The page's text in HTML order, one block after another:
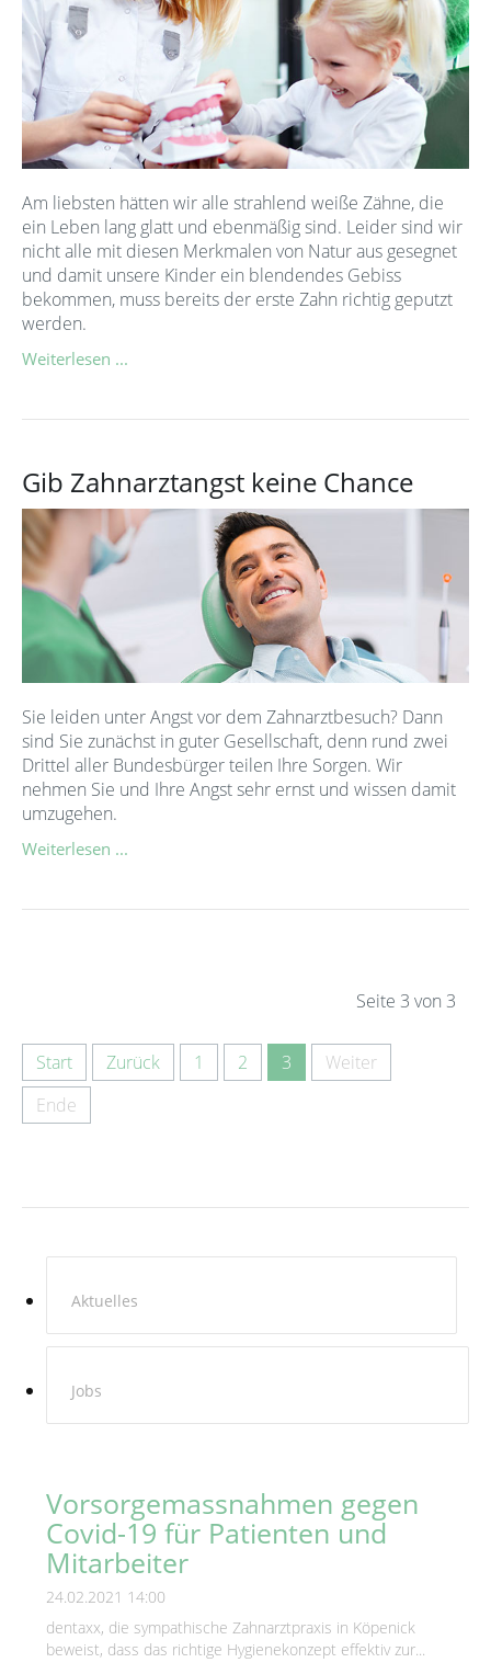
Am liebsten hätten wir alle strahlend weiße Zähne, die
ein Leben lang glatt und ebenmäßig sind. Leider sind wir
nicht alle mit diesen Merkmalen von Natur aus gesegnet
und damit unsere Kinder ein blendendes Gebiss
bekommen, muss bereits der erste Zahn richtig geputzt
werden.
Weiterlesen ...
Gib Zahnarztangst keine Chance
Sie leiden unter Angst vor dem Zahnarztbesuch? Dann
sind Sie zunächst in guter Gesellschaft, denn rund zwei
Drittel aller Bundesbürger teilen Ihre Sorgen. Wir
nehmen Sie und Ihre Angst sehr ernst und wissen damit
umzugehen.
Weiterlesen ...
Seite 3 von 3
Start Zurück 1 2 3
Weiter
Ende
Aktuelles
Jobs
Vorsorgemassnahmen gegen
Covid-19 für Patienten und
Mitarbeiter
24.02.2021 14:00
dentaxx, die sympathische Zahnarztpraxis in Köpenick
beweist, dass das richtige Hygienekonzept effektiv zur...